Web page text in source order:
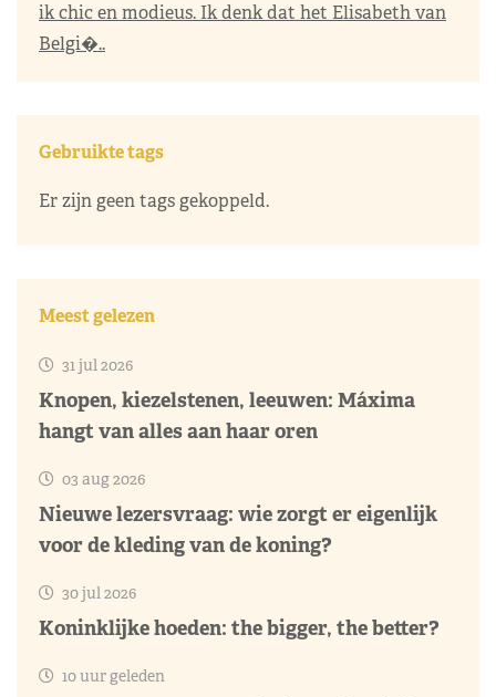
ik chic en modieus. Ik denk dat het Elisabeth van
Belgi�..
Gebruikte tags
Er zijn geen tags gekoppeld.
Meest gelezen
31 jul 2026
Knopen, kiezelstenen, leeuwen: Máxima
hangt van alles aan haar oren
03 aug 2026
Nieuwe lezersvraag: wie zorgt er eigenlijk
voor de kleding van de koning?
30 jul 2026
Koninklijke hoeden: the bigger, the better?
10 uur geleden